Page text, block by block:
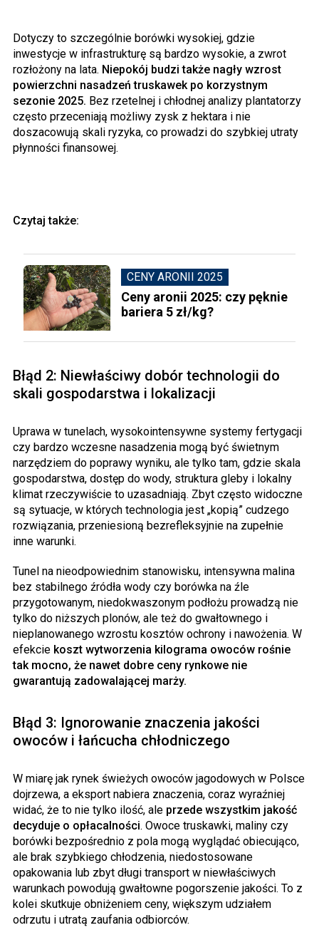
Dotyczy to szczególnie borówki wysokiej, gdzie
inwestycje w infrastrukturę są bardzo wysokie, a zwrot
rozłożony na lata. Niepokój budzi także nagły wzrost
powierzchni nasadzeń truskawek po korzystnym
sezonie 2025. Bez rzetelnej i chłodnej analizy plantatorzy
często przeceniają możliwy zysk z hektara i nie
doszacowują skali ryzyka, co prowadzi do szybkiej utraty
płynności finansowej.
Czytaj także:
CENY ARONII 2025
Ceny aronii 2025: czy pęknie
bariera 5 zł/kg?
Błąd 2: Niewłaściwy dobór technologii do
skali gospodarstwa i lokalizacji
Uprawa w tunelach, wysokointensywne systemy fertygacji
czy bardzo wczesne nasadzenia mogą być świetnym
narzędziem do poprawy wyniku, ale tylko tam, gdzie skala
gospodarstwa, dostęp do wody, struktura gleby i lokalny
klimat rzeczywiście to uzasadniają. Zbyt często widoczne
są sytuacje, w których technologia jest „kopią” cudzego
rozwiązania, przeniesioną bezrefleksyjnie na zupełnie
inne warunki.
Tunel na nieodpowiednim stanowisku, intensywna malina
bez stabilnego źródła wody czy borówka na źle
przygotowanym, niedokwaszonym podłożu prowadzą nie
tylko do niższych plonów, ale też do gwałtownego i
nieplanowanego wzrostu kosztów ochrony i nawożenia. W
efekcie koszt wytworzenia kilograma owoców rośnie
tak mocno, że nawet dobre ceny rynkowe nie
gwarantują zadowalającej marży.
Błąd 3: Ignorowanie znaczenia jakości
owoców i łańcucha chłodniczego
W miarę jak rynek świeżych owoców jagodowych w Polsce
dojrzewa, a eksport nabiera znaczenia, coraz wyraźniej
widać, że to nie tylko ilość, ale przede wszystkim jakość
decyduje o opłacalności. Owoce truskawki, maliny czy
borówki bezpośrednio z pola mogą wyglądać obiecująco,
ale brak szybkiego chłodzenia, niedostosowane
opakowania lub zbyt długi transport w niewłaściwych
warunkach powodują gwałtowne pogorszenie jakości. To z
kolei skutkuje obniżeniem ceny, większym udziałem
odrzutu i utratą zaufania odbiorców.